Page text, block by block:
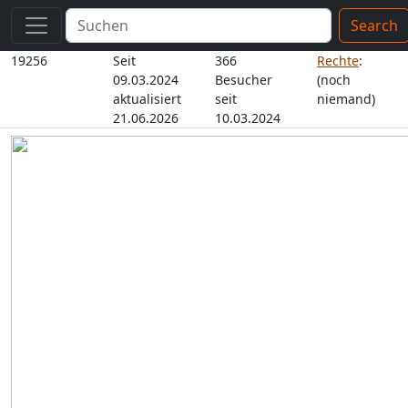
Search
19256
Seit
09.03.2024
aktualisiert
21.06.2026
366
Besucher
seit
10.03.2024
Rechte:
(noch
niemand)